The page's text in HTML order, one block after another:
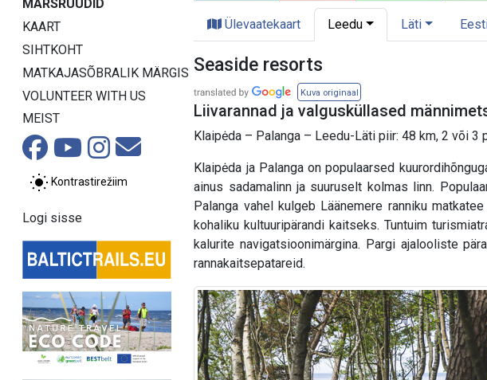
MARSRUUDID
KAART
SIHTKOHT
MATKAJASÕBRALIK MÄRGIS
VOLUNTEER WITH US
MEIST
Kontrastirežiim
Logi sisse
Ülevaatekaart Leedu Läti
Seaside resorts
Kuva originaal
Liivarannad ja valgusküllased
Klaipėda – Palanga – Leedu-Läti piir: 48 km, 2 või 3
Klaipėda ja Palanga on populaarsed
ainus sadamalinn ja suuruselt kolmas linn.
Palanga vahel kulgeb Läänemere ranniku
kohaliku kultuuripärandi kaitseks. Tuntuim
kalurite navigatsioonimärgina. Pargi ajalooliste
rannakaitsepatareid.